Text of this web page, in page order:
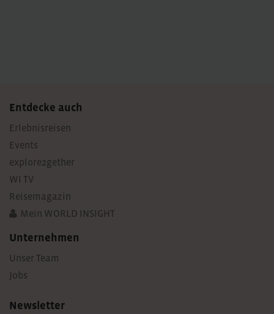
Entdecke auch
Erlebnisreisen
Events
explore2gether
WI TV
Reisemagazin
Mein WORLD INSIGHT
Unternehmen
Unser Team
Jobs
Newsletter